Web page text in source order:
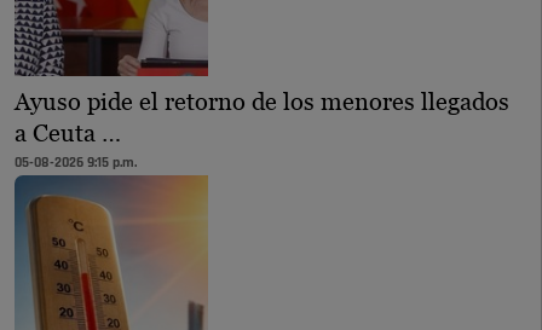
Ayuso pide el retorno de los menores llegados
a Ceuta …
05-08-2026 9:15 p.m.